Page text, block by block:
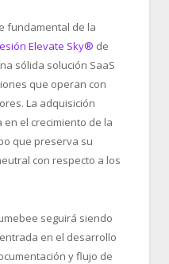
fundamental de la
Elevate Sky® de
sólida solución SaaS
que operan con
La adquisición
el crecimiento de la
que preserva su
con respecto a los
seguirá siendo
en el desarrollo
y flujo de